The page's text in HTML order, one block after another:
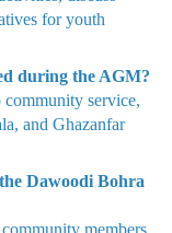
for youth
during the AGM?
service,
and Ghazanfar
Dawoodi Bohra
members,